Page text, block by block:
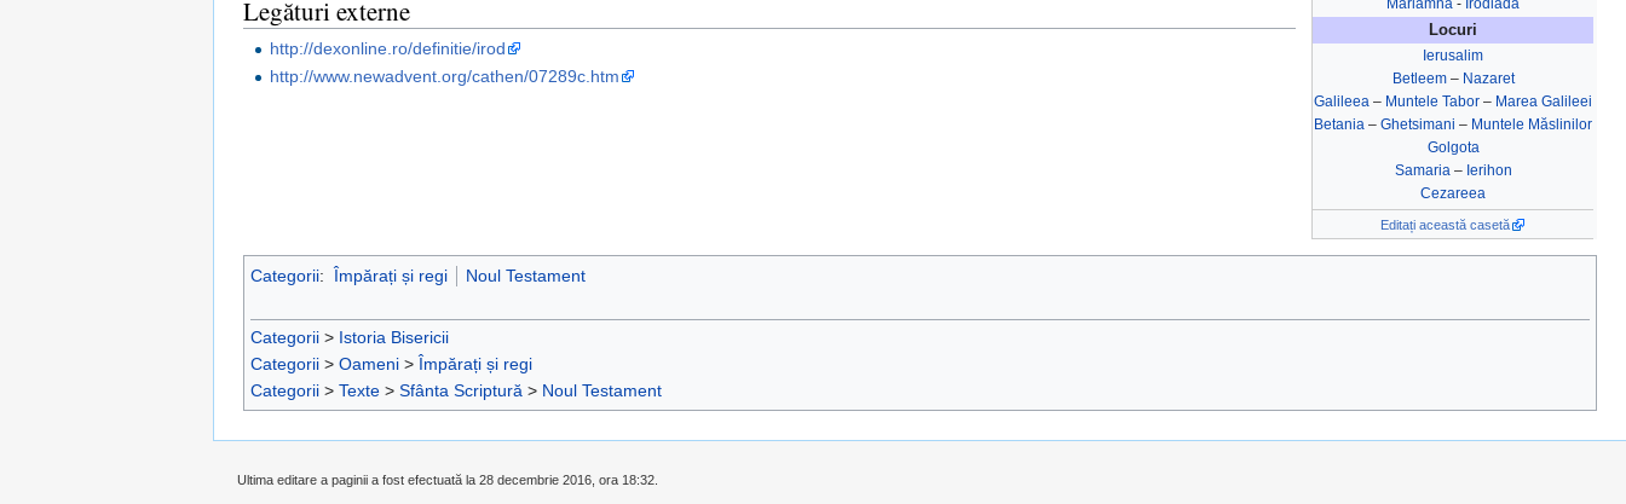
Locuri
Ierusalim
Betleem– Nazaret
Galileea – Muntele Tabor – Marea Galileei
Betania – Ghetsimani – Muntele Măslinilor
Golgota
Samaria – Ierihon
Cezareea
Editați această casetă
Legături externe
http://dexonline.ro/definitie/irod
http://www.newadvent.org/cathen/07289c.htm
Categorii: Împărați și regi Noul Testament
Categorii > Istoria Bisericii
Categorii > Oameni >Împărați și regi
Categorii > Texte > Sfânta Scriptură > Noul Testament
Ultima editare a paginii a fost efectuată la 28 decembrie 2016, ora 18:32.